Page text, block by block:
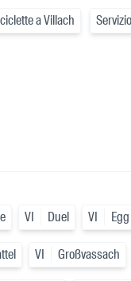
a Villach
VI Duel VI
VI Großvassach